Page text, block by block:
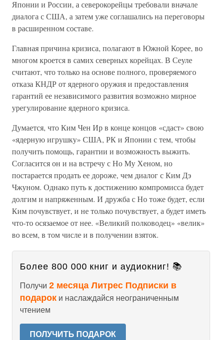
Японии и России, а северокорейцы требовали вначале
диалога с США, а затем уже соглашались на переговоры
в расширенном составе.
Главная причина кризиса, полагают в Южной Корее, во
многом кроется в самих северных корейцах. В Сеуле
считают, что только на основе полного, проверяемого
отказа КНДР от ядерного оружия и предоставления
гарантий ее независимого развития возможно мирное
урегулирование ядерного кризиса.
Думается, что Ким Чен Ир в конце концов «сдаст» свою
«ядерную игрушку» США, РК и Японии с тем, чтобы
получить помощь, гарантии и возможность выжить.
Согласится он и на встречу с Но Му Хеном, но
постарается продать ее дороже, чем диалог с Ким Дэ
Чжуном. Однако путь к достижению компромисса будет
долгим и напряженным. И дружба с Но тоже будет, если
Ким почувствует, и не только почувствует, а будет иметь
что-то осязаемое от нее. «Великий полководец» «велик»
во всем, в том числе и в получении взяток.
Более 800 000 книг и аудиокниг! 📚
Получи 2 месяца Литрес Подписки в
подарок и наслаждайся неограниченным
чтением
ПОЛУЧИТЬ ПОДАРОК